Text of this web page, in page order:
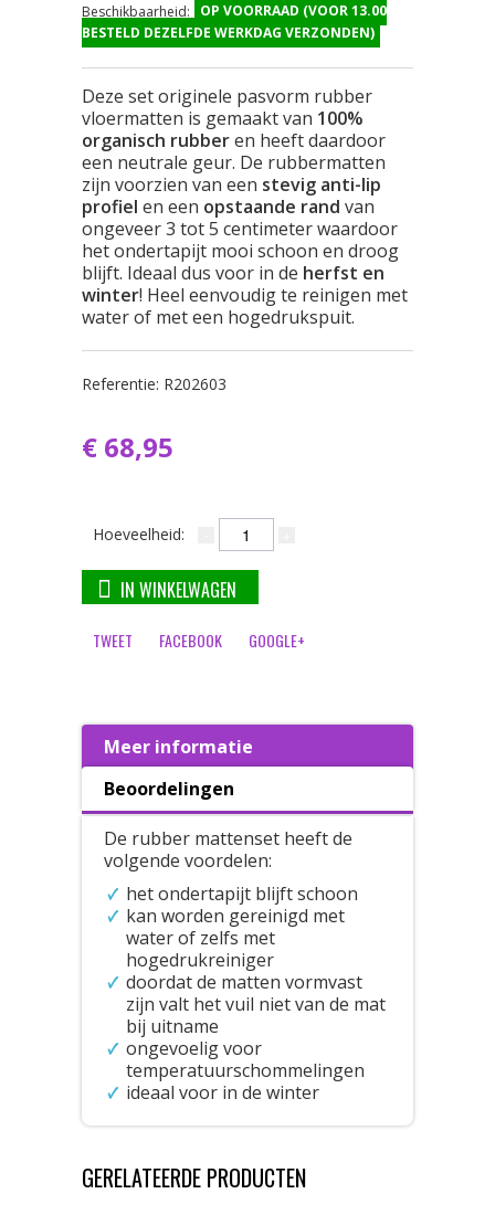
Beschikbaarheid:
OP VOORRAAD (VOOR 13.00
BESTELD DEZELFDE WERKDAG VERZONDEN)
Deze set originele pasvorm rubber
vloermatten is gemaakt van 100%
organisch rubberen heeft daardoor
een neutrale geur. De rubbermatten
zijn voorzien van een stevig anti-lip
profiel en een opstaande rand van
ongeveer 3 tot 5 centimeter waardoor
het ondertapijt mooi schoon en droog
blijft. Ideaal dus voor in de herfst en
winter! Heel eenvoudig te reinigen met
water of met een hogedrukspuit.
Referentie: R202603
€ 68,95
Hoeveelheid:
IN WINKELWAGEN
TWEET FACEBOOK GOOGLE+
Meer informatie
Beoordelingen
De rubber mattenset heeft de
volgende voordelen:
het ondertapijt blijft schoon
kan worden gereinigd met
water of zelfs met
hogedrukreiniger
doordat de matten vormvast
zijn valt het vuil niet van de mat
bij uitname
ongevoelig voor
temperatuurschommelingen
ideaal voor in de winter
GERELATEERDE PRODUCTEN